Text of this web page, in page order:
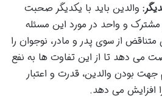
والدین باید با یکدیگر صحبت
و واحد در مورد این مسئله
متناقض از سوی پدر و مادر، نوجوان را
می دهد تا از این تفاوت ها به نفع
بودن والدین، قدرت و اعتبار
افزایش می دهد.